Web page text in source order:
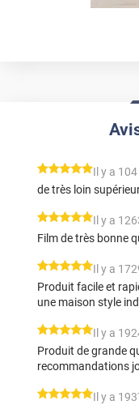
*****
Il y a
de très loin
*****
Il y a
Film de très bonne
*****
Il y a
Produit facile et
une maison style
*****
Il y a
Produit de grande
recommandations
*****
Il y a